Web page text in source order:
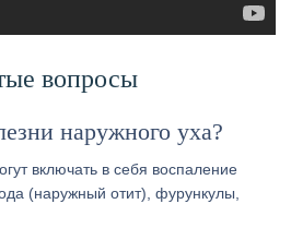
вопросы
наружного уха?
включать в себя воспаление
(наружный отит), фурункулы,